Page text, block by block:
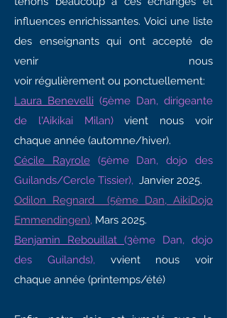
influences enrichissantes. Voici une liste
des enseignants qui ont accepté de
venir nous
voir régulièrement ou ponctuellement:
Laura Benevelli (5ème Dan, dirigeante
de l'Aikikai Milan)
vient nous voir
chaque année (automne/hiver).
Cécile Rayrole(5ème Dan, dojo des
Guilands/Cercle Tissier), Janvier 2025.
Odilon Regnard (5ème Dan, AikiDojo
Emmendingen), Mars 2025.
Benjamin Rebouillat (3ème Dan, dojo
des Guilands), vvient nous voir
chaque année (printemps/été)